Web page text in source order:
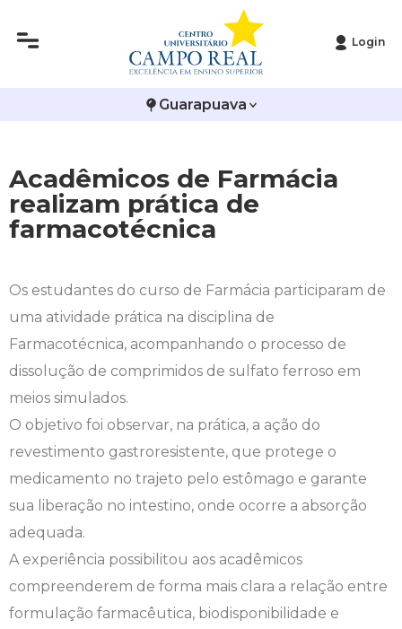
Login
Guarapuava
Acadêmicos de Farmácia
realizam prática de
farmacotécnica
Os estudantes do curso de Farmácia participaram de
uma atividade prática na disciplina de
Farmacotécnica, acompanhando o processo de
dissolução de comprimidos de sulfato ferroso em
meios simulados.
O objetivo foi observar, na prática, a ação do
revestimento gastroresistente, que protege o
medicamento no trajeto pelo estômago e garante
sua liberação no intestino, onde ocorre a absorção
adequada.
A experiência possibilitou aos acadêmicos
compreenderem de forma mais clara a relação entre
formulação farmacêutica, biodisponibilidade e
Editais
Arquitetura e Urbanismo
Ciências Contábeis
Enfermagem
Engenharia Agronômica
Engenharia Civil
Engenharia de Software
Engenharia Elétrica
Engenharia Mecânica
Farmácia
Fisioterapia
Vestibular de Inverno
Vestibular de Medicina
2ª Via de Boleto
Atestado de Matrícula
Biblioteca
Calendário de Provas
Carteirinha de Estudante
Central de Estágios - TCC
Ensalamento
Horário de Aulas
Manual do Acadêmico
Manual de Formatura
Manual de Trabalhos Acadêmicos
Avalie a Campo Real
Bolsas e Incentivos
COLAP
Comitê de Ética em Pesquisa
Diploma Digital
Educação em Direitos Humanos
Editais
Extensão
Infocampo
Intercampo
Logos Campo Real